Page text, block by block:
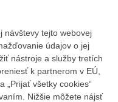
návštevy tejto webovej
údajov o jej
nástroje a služby tretích
k partnerom v EÚ,
„Prijať všetky cookies“
Nižšie môžete nájsť